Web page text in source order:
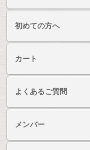
初めての方へ
カート
よくあるご質問
メンバー